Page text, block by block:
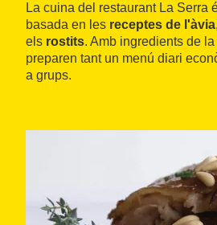
La cuina del restaurant La Serra
basada en les receptes de l'àvia
els rostits. Amb ingredients de
preparen tant un menú diari
a grups.